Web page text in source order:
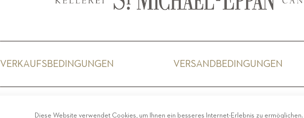
VERKAUFSBEDINGUNGEN VERSANDBEDINGUNGEN
Diese Website verwendet Cookies, um Ihnen ein besseres Internet-Erlebnis zu